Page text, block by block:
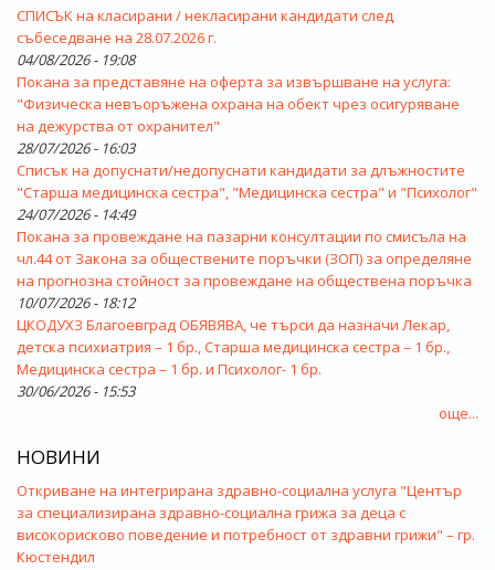
СПИСЪК на класирани / некласирани кандидати след
събеседване на 28.07.2026 г.
04/08/2026 - 19:08
Покана за представяне на оферта за извършване на услуга:
"Физическа невъоръжена охрана на обект чрез осигуряване
на дежурства от охранител"
28/07/2026 - 16:03
Списък на допуснати/недопуснати кандидати за длъжностите
"Старша медицинска сестра", "Медицинска сестра" и "Психолог"
24/07/2026 - 14:49
Покана за провеждане на пазарни консултации по смисъла на
чл.44 от Закона за обществените поръчки (ЗОП) за определяне
на прогнозна стойност за провеждане на обществена поръчка
10/07/2026 - 18:12
ЦКОДУХЗ Благоевград ОБЯВЯВА, че търси да назначи Лекар,
детска психиатрия – 1 бр., Старша медицинска сестра – 1 бр.,
Медицинска сестра – 1 бр. и Психолог- 1 бр.
30/06/2026 - 15:53
още...
НОВИНИ
Откриване на интегрирана здравно-социална услуга "Център
за специализирана здравно-социална грижа за деца с
високорисково поведение и потребност от здравни грижи" – гр.
Кюстендил